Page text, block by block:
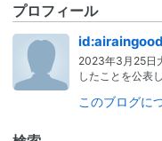
プロフィール
id:airaingood
2023年3月25日
したことを公表
このブログに